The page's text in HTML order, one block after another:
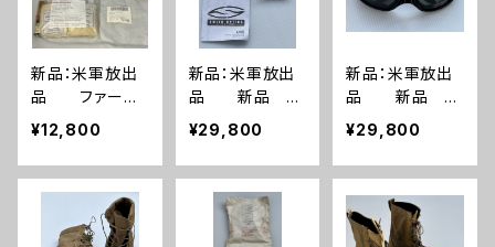
新品：米軍放出
品 ファース
トエイドキット
トラウマキット
フルセット(A02
61)
¥12,800
新品：米軍放出
品 新品 ア
ジアンフィット
Smith Optics E
lite スミスオプ
ティクス エリー
ト AEGIS ARC
エージス アーク
¥29,800
新品：米軍放出
品 新品 W
ILEY-X ワイリー
エックス サン
グラスセット(A0
¥29,800